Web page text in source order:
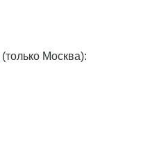
(только Москва):